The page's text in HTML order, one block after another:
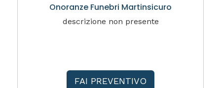
Onoranze Funebri Martinsicuro
descrizione non presente
FAI PREVENTIVO